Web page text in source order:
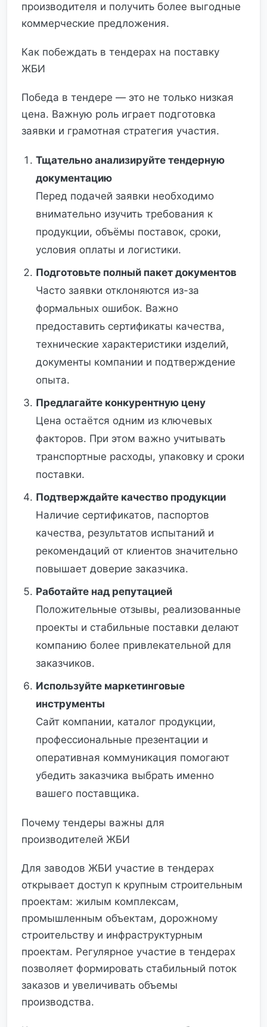
производителя и получить более выгодные
коммерческие предложения.
Как побеждать в тендерах на поставку
ЖБИ
Победа в тендере — это не только низкая
цена. Важную роль играет подготовка
заявки и грамотная стратегия участия.
Тщательно анализируйте тендерную
документацию
Перед подачей заявки необходимо
внимательно изучить требования к
продукции, объёмы поставок, сроки,
условия оплаты и логистики.
Подготовьте полный пакет документов
Часто заявки отклоняются из-за
формальных ошибок. Важно
предоставить сертификаты качества,
технические характеристики изделий,
документы компании и подтверждение
опыта.
Предлагайте конкурентную цену
Цена остаётся одним из ключевых
факторов. При этом важно учитывать
транспортные расходы, упаковку и сроки
поставки.
Подтверждайте качество продукции
Наличие сертификатов, паспортов
качества, результатов испытаний и
рекомендаций от клиентов значительно
повышает доверие заказчика.
Работайте над репутацией
Положительные отзывы, реализованные
проекты и стабильные поставки делают
компанию более привлекательной для
заказчиков.
Используйте маркетинговые
инструменты
Сайт компании, каталог продукции,
профессиональные презентации и
оперативная коммуникация помогают
убедить заказчика выбрать именно
вашего поставщика.
Почему тендеры важны для
производителей ЖБИ
Для заводов ЖБИ участие в тендерах
открывает доступ к крупным строительным
проектам: жилым комплексам,
промышленным объектам, дорожному
строительству и инфраструктурным
проектам. Регулярное участие в тендерах
позволяет формировать стабильный поток
заказов и увеличивать объемы
производства.